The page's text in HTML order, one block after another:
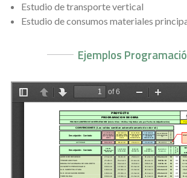
Estudio de transporte vertical
Estudio de consumos materiales
Ejemplos